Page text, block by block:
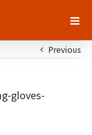
Previous
gloves-